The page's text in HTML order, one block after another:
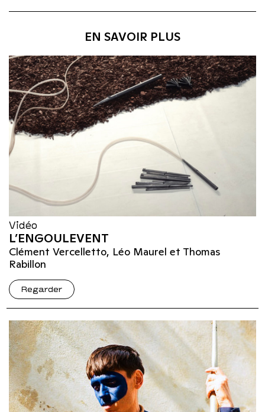
EN SAVOIR PLUS
Vidéo
L’ENGOULEVENT
Clément Vercelletto, Léo Maurel et Thomas
Rabillon
Regarder